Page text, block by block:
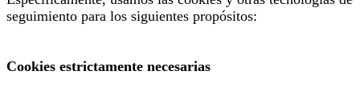
seguimiento para los siguientes propósitos:
Cookies estrictamente necesarias